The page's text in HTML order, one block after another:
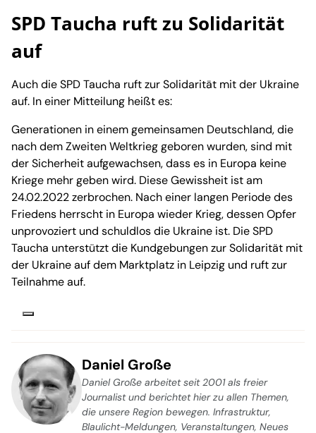
SPD Taucha ruft zu Solidarität
auf
Auch die SPD Taucha ruft zur Solidarität mit der Ukraine
auf. In einer Mitteilung heißt es:
Generationen in einem gemeinsamen Deutschland, die
nach dem Zweiten Weltkrieg geboren wurden, sind mit
der Sicherheit aufgewachsen, dass es in Europa keine
Kriege mehr geben wird. Diese Gewissheit ist am
24.02.2022 zerbrochen. Nach einer langen Periode des
Friedens herrscht in Europa wieder Krieg, dessen Opfer
unprovoziert und schuldlos die Ukraine ist. Die SPD
Taucha unterstützt die Kundgebungen zur Solidarität mit
der Ukraine auf dem Marktplatz in Leipzig und ruft zur
Teilnahme auf.
Daniel Große
Daniel Große arbeitet seit 2001 als freier
Journalist und berichtet hier zu allen Themen,
die unsere Region bewegen. Infrastruktur,
Blaulicht-Meldungen, Veranstaltungen, Neues